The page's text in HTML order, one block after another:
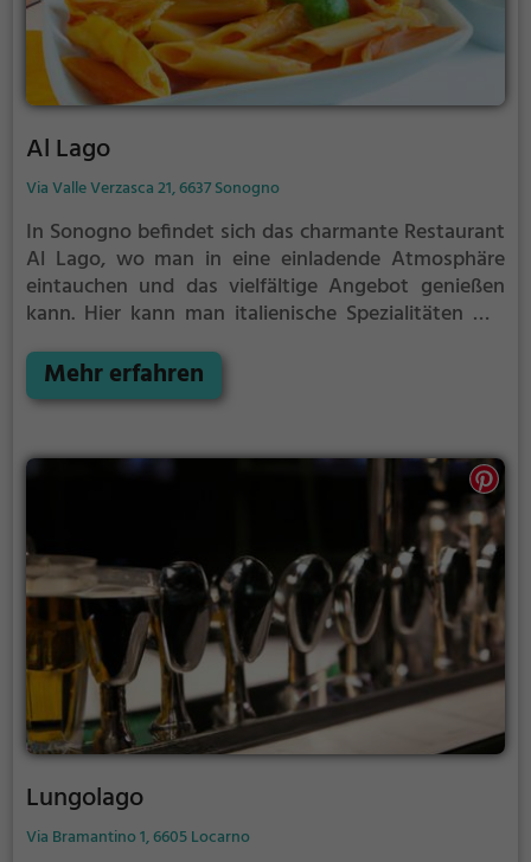
Al Lago
Via Valle Verzasca 21, 6637 Sonogno
In Sonogno befindet sich das charmante Restaurant
Al Lago, wo man in eine einladende Atmosphäre
eintauchen und das vielfältige Angebot genießen
kann. Hier kann man italienische Spezialitäten wie
Auch für den kleinen Hunger zwischendurch ist
gesorgt, denn man kann hier auch leckere Cocktails
Mehr erfahren
Lungolago
Via Bramantino 1, 6605 Locarno